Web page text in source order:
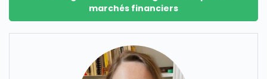
marchés financiers